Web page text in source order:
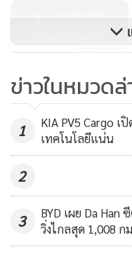
5,101
11,768
ข่าวในหมวด
1
KIA PV5 Cargo เ
เทคโนโลยีแน่น
2
3
BYD เผย Da Han
วิ่งไกลสุด 1,008 ก